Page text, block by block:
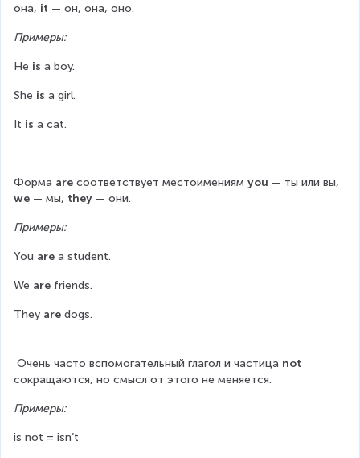
она, it — он, она, оно.
Примеры:
He is a boy.
She is a girl.
It is a cat.
Форма are соответствует местоимениям you — ты или вы,
we — мы, they — они.
Примеры:
You are a student.
We are friends.
They are dogs.
Очень часто вспомогательный глагол и частица not
сокращаются, но смысл от этого не меняется.
Примеры:
is not = isn’t